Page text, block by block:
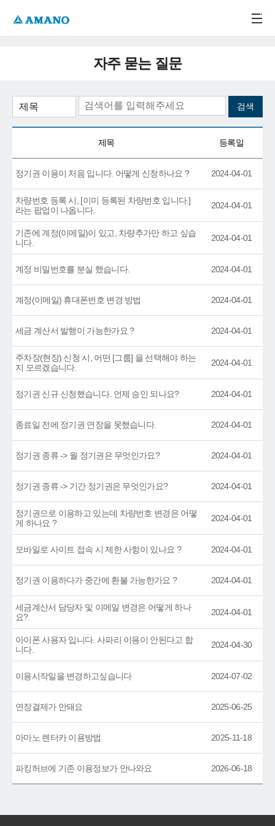
자주 묻는 질문
제목 등록일
정기권 이용이 처음 입니다. 어떻게 신청하나요 ? 2024-04-01
차량번호 등록 시, [이미 등록된 차량번호 입니다.]
라는 팝업이 나옵니다.
2024-04-01
기존에 계정(이메일)이 있고, 차량추가만 하고 싶습
니다.
2024-04-01
계정 비밀번호를 분실 했습니다. 2024-04-01
계정(이메일) 휴대폰번호 변경 방법 2024-04-01
세금 계산서 발행이 가능한가요 ? 2024-04-01
주차장(현장) 신청 시, 어떤 [그룹] 을 선택해야 하는
지 모르겠습니다.
2024-04-01
정기권 신규 신청했습니다. 언제 승인 되나요? 2024-04-01
종료일 전에 정기권 연장을 못했습니다. 2024-04-01
정기권 종류 -> 월 정기권은 무엇인가요? 2024-04-01
정기권 종류 -> 기간 정기권은 무엇인가요? 2024-04-01
정기권으로 이용하고 있는데 차량번호 변경은 어떻
게 하나요 ?
2024-04-01
모바일로 사이트 접속 시 제한 사항이 있나요 ? 2024-04-01
정기권 이용하다가 중간에 환불 가능한가요 ? 2024-04-01
세금계산서 담당자 및 이메일 변경은 어떻게 하나
요?
2024-04-01
아이폰 사용자 입니다. 사파리 이용이 안된다고 합
니다.
2024-04-30
이용시작일을 변경하고싶습니다 2024-07-02
연장결제가 안돼요 2025-06-25
아마노 렌터카 이용방법 2025-11-18
파킹허브에 기존 이용정보가 안나와요 2026-06-18